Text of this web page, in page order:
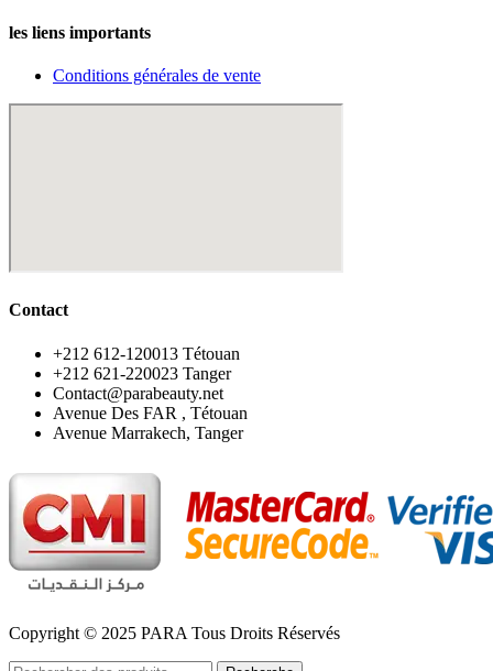
les liens importants
Conditions générales de vente
Contact
‪+212 612-120013 Tétouan
‪+212 621-220023 Tanger
Contact@parabeauty.net
Avenue Des FAR , Tétouan
Avenue Marrakech, Tanger
Copyright © 2025 PARA Tous Droits Réservés